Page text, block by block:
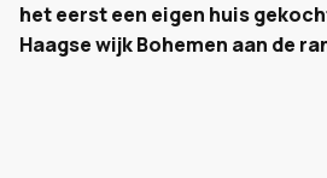
het eerst een eigen huis
Haagse wijk Bohemen aan de